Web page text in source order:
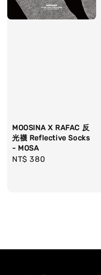
MOOSINA X RAFAC 反
光襪 Reflective Socks
- MOSA
Regular
NT$ 380